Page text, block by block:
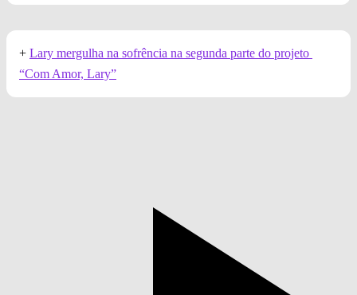
+ Lary mergulha na sofrência na segunda parte do projeto
“Com Amor, Lary”